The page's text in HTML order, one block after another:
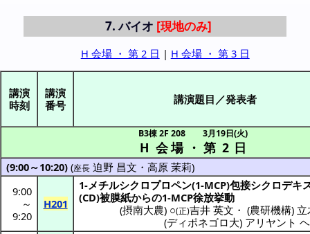
7.バイオ
H 会場 ・ 第 2 日 | H 会場 ・ 第 3 日
講演
時刻
講演
番号
講演題目／発表者
H 会場
B3棟 2F 208
・ 第 2 日
3月19日(火)
(9:00～10:20) (座長 迫野 昌文 ・高原 茉莉)
9:00
～
9:20
H201
1-メチルシクロプロペン(1-MCP)包接シクロデキ
(CD)被膜紙からの1-MCP徐放挙動
(摂南大農) ○(正)吉井 英文 ・ (農研機構)
(ディポネゴロ大) アリヤント